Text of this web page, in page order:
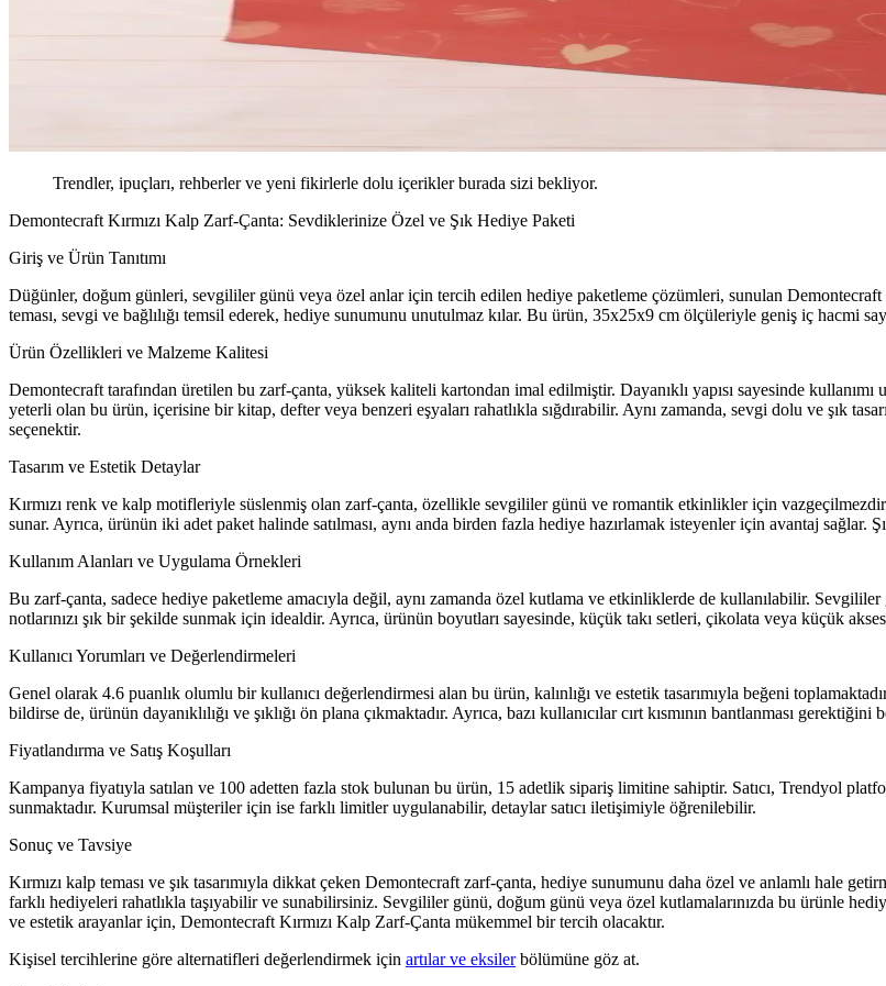
Trendler, ipuçları, rehberler ve yeni fikirlerle dolu içerikler burada sizi bekliyor.
Demontecraft Kırmızı Kalp Zarf-Çanta: Sevdiklerinize Özel ve Şık Hediye Paketi
Giriş ve Ürün Tanıtımı
Düğünler, doğum günleri, sevgililer günü veya özel anlar için tercih edilen hediye paketleme çözümleri, sunulan Demontecraft
teması, sevgi ve bağlılığı temsil ederek, hediye sunumunu unutulmaz kılar. Bu ürün, 35x25x9 cm ölçüleriyle geniş iç hacmi
Ürün Özellikleri ve Malzeme Kalitesi
Demontecraft tarafından üretilen bu zarf-çanta, yüksek kaliteli kartondan imal edilmiştir. Dayanıklı yapısı sayesinde
yeterli olan bu ürün, içerisine bir kitap, defter veya benzeri eşyaları rahatlıkla sığdırabilir. Aynı zamanda, sevgi dolu ve şık
seçenektir.
Tasarım ve Estetik Detaylar
Kırmızı renk ve kalp motifleriyle süslenmiş olan zarf-çanta, özellikle sevgililer günü ve romantik etkinlikler için
sunar. Ayrıca, ürünün iki adet paket halinde satılması, aynı anda birden fazla hediye hazırlamak isteyenler için avantaj sağlar.
Kullanım Alanları ve Uygulama Örnekleri
Bu zarf-çanta, sadece hediye paketleme amacıyla değil, aynı zamanda özel kutlama ve etkinliklerde de kullanılabilir.
notlarınızı şık bir şekilde sunmak için idealdir. Ayrıca, ürünün boyutları sayesinde, küçük takı setleri, çikolata veya küçük
Kullanıcı Yorumları ve Değerlendirmeleri
Genel olarak 4.6 puanlık olumlu bir kullanıcı değerlendirmesi alan bu ürün, kalınlığı ve estetik tasarımıyla beğeni
bildirse de, ürünün dayanıklılığı ve şıklığı ön plana çıkmaktadır. Ayrıca, bazı kullanıcılar cırt kısmının bantlanması
Fiyatlandırma ve Satış Koşulları
Kampanya fiyatıyla satılan ve 100 adetten fazla stok bulunan bu ürün, 15 adetlik sipariş limitine sahiptir. Satıcı, Trendyol
sunmaktadır. Kurumsal müşteriler için ise farklı limitler uygulanabilir, detaylar satıcı iletişimiyle öğrenilebilir.
Sonuç ve Tavsiye
Kırmızı kalp teması ve şık tasarımıyla dikkat çeken Demontecraft zarf-çanta, hediye sunumunu daha özel ve anlamlı hale
farklı hediyeleri rahatlıkla taşıyabilir ve sunabilirsiniz. Sevgililer günü, doğum günü veya özel kutlamalarınızda bu ürünle
ve estetik arayanlar için, Demontecraft Kırmızı Kalp Zarf-Çanta mükemmel bir tercih olacaktır.
Kişisel tercihlerine göre alternatifleri değerlendirmek için artılar ve eksilerbölümüne göz at.